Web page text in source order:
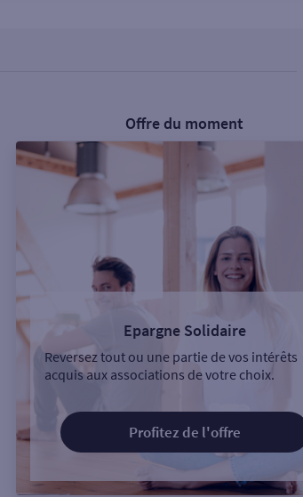
Offre du moment
Epargne Solidaire
Reversez tout ou une partie de vos intérêts
acquis aux associations de votre choix.
Profitez de l'offre